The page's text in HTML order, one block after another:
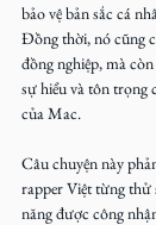
bảo vệ bản sắc cá
Đồng thời, nó cũng
đồng nghiệp, mà
sự hiểu và tôn trọng
của Mac.
Câu chuyện này
rapper Việt từng
năng được công